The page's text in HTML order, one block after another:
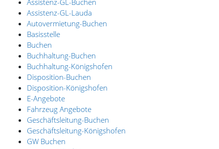
Assistenz-GL-Lauda
Autovermietung-Buchen
Basisstelle
Buchen
Buchhaltung-Buchen
Buchhaltung-Königshofen
Disposition-Buchen
Disposition-Königshofen
E-Angebote
Fahrzeug Angebote
Geschäftsleitung-Buchen
Geschäftsleitung-Königshofen
GW Buchen